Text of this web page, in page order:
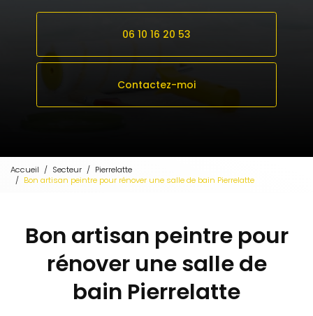
06 10 16 20 53
Contactez-moi
Accueil Secteur
Pierrelatte
Bon artisan peintre pour rénover une salle de bain Pierrelatte
Bon artisan peintre pour
rénover une salle de
bain Pierrelatte